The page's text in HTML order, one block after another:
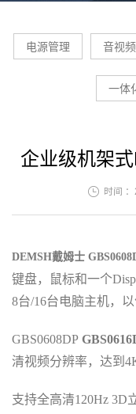
电源管理 音视
一体
企业级机架
时间
DEMSH戴姆士
键盘， 鼠标和一个
8台/16台电脑主机，
GBS0608DP
清视频分辨率，达到
支持全高清120Hz 3D